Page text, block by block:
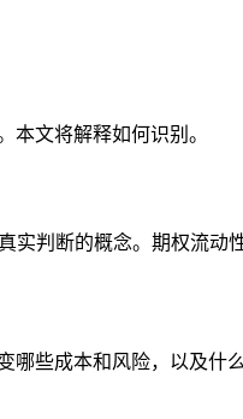
文将解释如何识别。
实判断的概念。期权流
些成本和风险，以及什